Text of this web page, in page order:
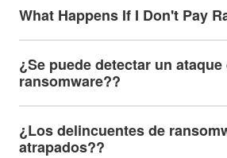
What Happens If I Don't Pay
¿Se puede detectar un ataque
ransomware??
¿Los delincuentes de
atrapados??